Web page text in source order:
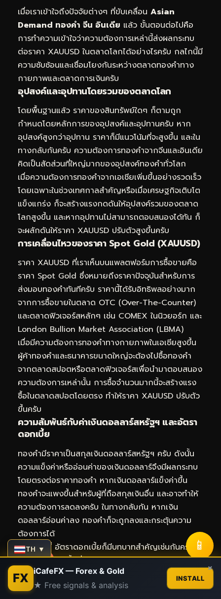
เมื่อเราเข้าใจถึงปัจจัยต่างๆ ที่ขับเคลื่อน Asian
Demand ทองคำ จีน อินเดีย แล้ว ขั้นตอนต่อไปคือ
การทำความเข้าใจว่าความต้องการเหล่านี้ส่งผลกระทบ
ต่อราคา XAUUSD ในตลาดโลกได้อย่างไรครับ กลไกนี้มี
ความซับซ้อนและเชื่อมโยงกันระหว่างตลาดทองคำทาง
กายภาพและตลาดการเงินครับ
อุปสงค์และอุปทานโดยรวมของตลาดโลก
โดยพื้นฐานแล้ว ราคาของสินทรัพย์ใดๆ ก็ตามถูก
กำหนดโดยหลักการของอุปสงค์และอุปทานครับ หาก
อุปสงค์สูงกว่าอุปทาน ราคาก็มีแนวโน้มที่จะสูงขึ้น และใน
ทางกลับกันครับ ความต้องการทองคำจากจีนและอินเดีย
คิดเป็นสัดส่วนที่ใหญ่มากของอุปสงค์ทองคำทั่วโลก
เมื่อความต้องการทองคำจากเอเชียเพิ่มขึ้นอย่างรวดเร็ว
โดยเฉพาะในช่วงเทศกาลสำคัญหรือเมื่อเศรษฐกิจเติบโต
แข็งแกร่ง ก็จะสร้างแรงกดดันให้อุปสงค์รวมของตลาด
โลกสูงขึ้น และหากอุปทานไม่สามารถตอบสนองได้ทัน ก็
จะผลักดันให้ราคา XAUUSD ปรับตัวสูงขึ้นครับ
การเคลื่อนไหวของราคา Spot Gold (XAUUSD)
ราคา XAUUSD ที่เราเห็นบนแพลตฟอร์มการซื้อขายคือ
ราคา Spot Gold ซึ่งหมายถึงราคาปัจจุบันสำหรับการ
ส่งมอบทองคำทันทีครับ ราคานี้ได้รับอิทธิพลอย่างมาก
จากการซื้อขายในตลาด OTC (Over-The-Counter)
และตลาดฟิวเจอร์สหลักๆ เช่น COMEX ในนิวยอร์ก และ
London Bullion Market Association (LBMA)
เมื่อมีความต้องการทองคำทางกายภาพในเอเชียสูงขึ้น
ผู้ค้าทองคำและธนาคารขนาดใหญ่จะต้องไปซื้อทองคำ
จากตลาดสปอตหรือตลาดฟิวเจอร์สเพื่อนำมาตอบสนอง
ความต้องการเหล่านั้น การซื้อจำนวนมากนี้จะสร้างแรง
ซื้อในตลาดสปอตโดยตรง ทำให้ราคา XAUUSD ปรับตัว
ขึ้นครับ
ความสัมพันธ์กับค่าเงินดอลลาร์สหรัฐฯ และอัตรา
ดอกเบี้ย
ทองคำมีราคาเป็นสกุลเงินดอลลาร์สหรัฐฯ ครับ ดังนั้น
ความแข็งค่าหรืออ่อนค่าของเงินดอลลาร์จึงมีผลกระทบ
โดยตรงต่อราคาทองคำ หากเงินดอลลาร์แข็งค่าขึ้น
ทองคำจะแพงขึ้นสำหรับผู้ที่ถือสกุลเงินอื่น และอาจทำให้
ความต้องการลดลงครับ ในทางกลับกัน หากเงิน
ดอลลาร์อ่อนค่าลง ทองคำก็จะถูกลงและกระตุ้นความ
ต้องการได้
นอกจากนี้ อัตราดอกเบี้ยก็มีบทบาทสำคัญเช่นกันครับ
เมื่ออัตราดอกเบี้ยที่แท้จริง (Real Interest Rates) สูง
ขึ้น การถือครองทองคำซึ่งเป็นสินทรัพย์ที่ไม่มีดอกเบี้ยก็
จะน่าดึงดูดน้อยลง และในทางกลับกันครับ อย่างไร
TH ▼ 📱
FX iCafeFX — Forex & Gold
★ Free signals & analysis
INSTALL
×
Contact us
Open